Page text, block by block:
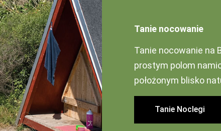
Tanie nocowanie
Tanie nocowanie na
prostym polom
położonym blisko
Tanie Noclegi